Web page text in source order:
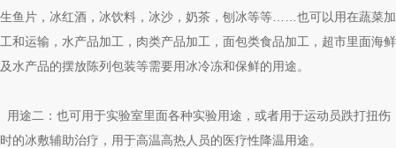
生鱼片，冰红酒，冰饮料，冰沙，奶茶，刨冰等等……也可以用在蔬菜加
工和运输，水产品加工，肉类产品加工，面包类食品加工，超市里面海鲜
及水产品的摆放陈列包装等需要用冰冷冻和保鲜的用途。
用途二：也可用于实验室里面各种实验用途，或者用于运动员跌打扭伤
时的冰敷辅助治疗，用于高温高热人员的医疗性降温用途。